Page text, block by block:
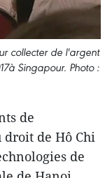
collecter de l'argent
Singapour. Photo :
de
droit de Hô Chi
de